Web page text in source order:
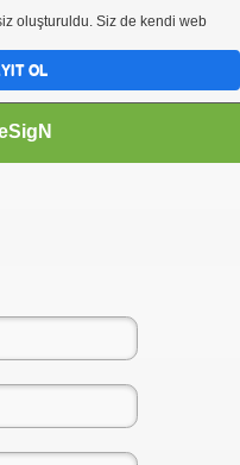
oluşturuldu. Siz de kendi web
OL